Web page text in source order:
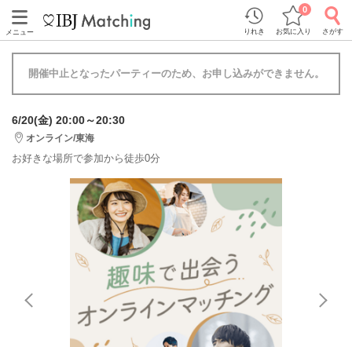
メニュー りれき お気に入り
0
さがす
開催中止となったパーティーのため、お申し込みができません。
6/20(金) 20:00～20:30
オンライン/東海
お好きな場所で参加から徒歩0分